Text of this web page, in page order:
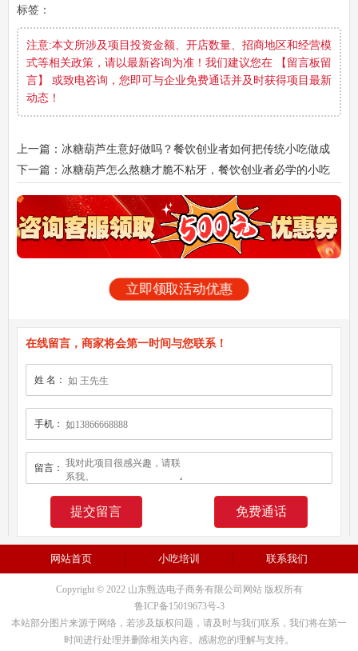
标签：
注意:本文所涉及项目投资金额、开店数量、招商地区和经营模
式等相关政策，请以最新咨询为准！我们建议您在 【留言板留
言】 或致电咨询，您即可与企业免费通话并及时获得项目最新
动态！
上一篇：冰糖葫芦生意好做吗？餐饮创业者如何把传统小吃做成
长久有竞争力的项目
下一篇：冰糖葫芦怎么熬糖才脆不粘牙，餐饮创业者必学的小吃
立即领取活动优惠
在线留言，商家将会第一时间与您联系！
姓 名：
手机：
留言：
免费通话
网站首页 小吃培训 联系我们
Copyright © 2022 山东甄选电子商务有限公司网站 版权所有
鲁ICP备15019673号-3
本站部分图片来源于网络，若涉及版权问题，请及时与我们联系，我们将在第一
时间进行处理并删除相关内容。感谢您的理解与支持。